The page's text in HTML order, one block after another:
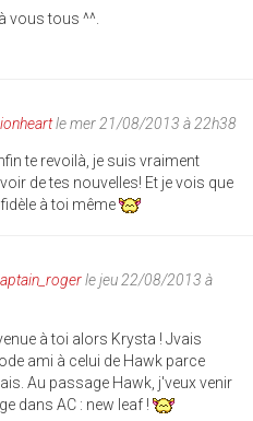
vous tous ^^.
le mer 21/08/2013 à 22h38
te revoilà, je suis vraiment
de tes nouvelles! Et je vois que
à toi même
le jeu 22/08/2013 à
à toi alors Krysta ! Jvais
ami à celui de Hawk parce
Au passage Hawk, j'veux venir
dans AC : new leaf !